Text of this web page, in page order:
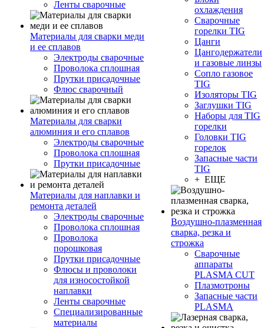
Ленты сварочные
Материалы для сварки меди
и ее сплавов
Электроды сварочные
Проволока сплошная
Прутки присадочные
Флюс сварочный
Материалы для сварки
алюминия и его сплавов
Электроды сварочные
Проволока сплошная
Прутки присадочные
Материалы для наплавки и
ремонта деталей
Электроды сварочные
Проволока сплошная
Проволока
порошковая
Прутки присадочные
Флюсы и проволоки
для износостойкой
наплавки
Ленты сварочные
Специализированные
материалы
охлаждения
Сварочные
горелки TIG
Цанги
Цангодержатели
и газовые линзы
Сопло газовое
TIG
Изоляторы TIG
Заглушки TIG
Наборы для TIG
горелки
Головки TIG
горелок
Запасные части
TIG
+ ЕЩЕ
Воздушно-плазменная
сварка, резка и
строжка
Сварочные
аппараты
PLASMA CUT
Плазмотроны
Запасные части
PLASMA